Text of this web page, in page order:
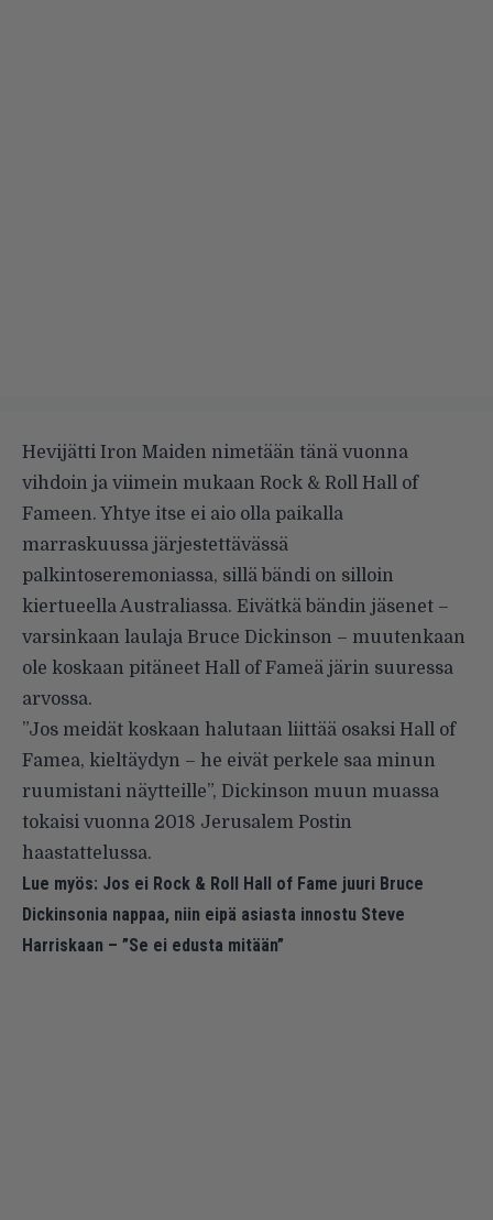
Hevijätti Iron Maiden nimetään tänä vuonna
vihdoin ja viimein mukaan Rock & Roll Hall of
Fameen. Yhtye itse ei aio olla paikalla
marraskuussa järjestettävässä
palkintoseremoniassa, sillä bändi on silloin
kiertueella Australiassa. Eivätkä bändin jäsenet –
varsinkaan laulaja Bruce Dickinson – muutenkaan
ole koskaan pitäneet Hall of Fameä järin suuressa
arvossa.
”Jos meidät koskaan halutaan liittää osaksi Hall of
Famea, kieltäydyn – he eivät perkele saa minun
ruumistani näytteille”, Dickinson muun muassa
tokaisi vuonna 2018 Jerusalem Postin
haastattelussa.
Lue myös: Jos ei Rock & Roll Hall of Fame juuri Bruce
Dickinsonia nappaa, niin eipä asiasta innostu Steve
Harriskaan – ”Se ei edusta mitään”